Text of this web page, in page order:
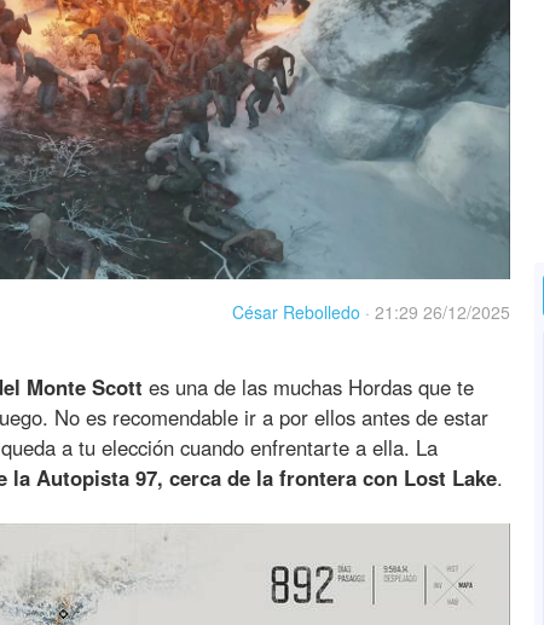
César Rebolledo · 21:29 26/12/2025
Monte Scott es una de las muchas Hordas que te
No es recomendable ir a por ellos antes de estar
a tu elección cuando enfrentarte a ella. La
la Autopista 97, cerca de la frontera con Lost Lake.